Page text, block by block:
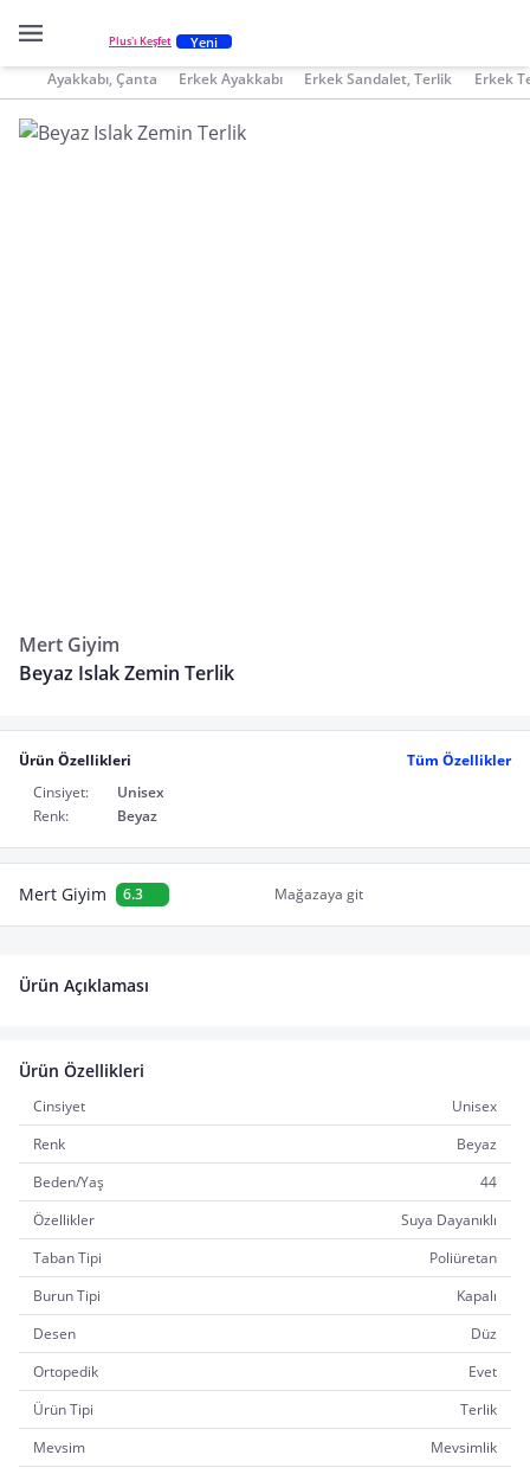
Plus'ı Keşfet Yeni
Ayakkabı, Çanta Erkek Ayakkabı Erkek Sandalet, Terlik Erkek
Mert Giyim
Beyaz Islak Zemin Terlik
Ürün Özellikleri
Tüm Özellikler
Cinsiyet:
Unisex
Renk:
Beyaz
Mert Giyim 6.3 Mağazaya git
Ürün Açıklaması
Ürün Özellikleri
Cinsiyet
Unisex
Renk
Beyaz
Beden/Yaş
44
Özellikler
Suya Dayanıklı
Taban Tipi
Poliüretan
Burun Tipi
Kapalı
Desen
Düz
Ortopedik
Evet
Ürün Tipi
Terlik
Mevsim
Mevsimlik